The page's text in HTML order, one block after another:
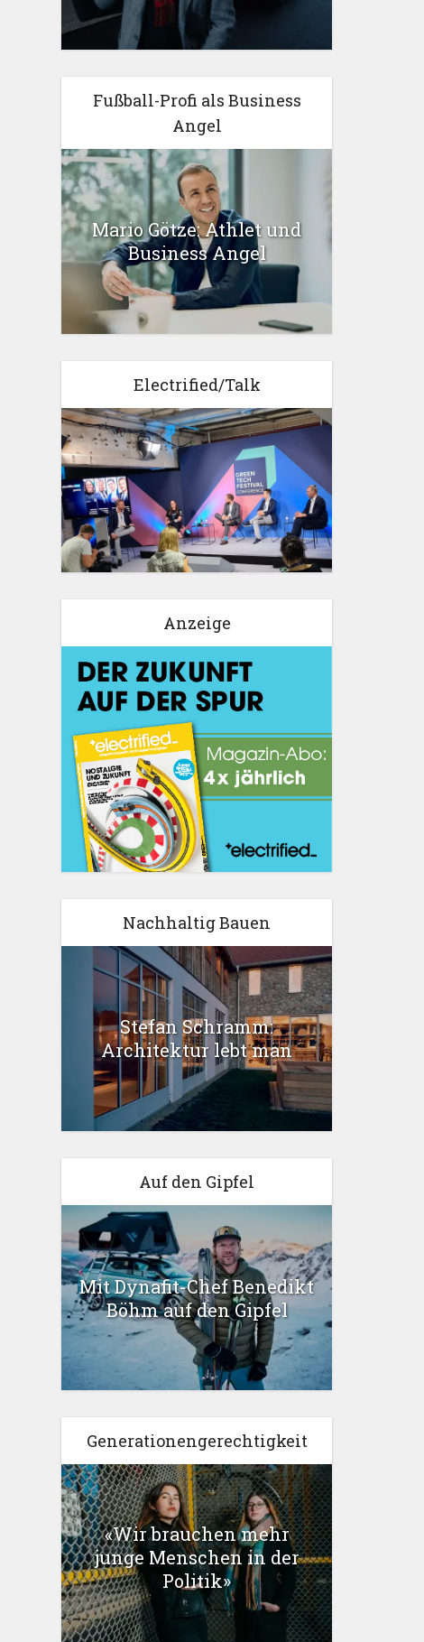
Fußball-Profi als Business
Angel
Mario Götze: Athlet und
Business Angel
Electrified/Talk
Anzeige
Nachhaltig Bauen
Stefan Schramm:
Architektur lebt man
Auf den Gipfel
Mit Dynafit-Chef Benedikt
Böhm auf den Gipfel
Generationengerechtigkeit
«Wir brauchen mehr
junge Menschen in der
Politik»